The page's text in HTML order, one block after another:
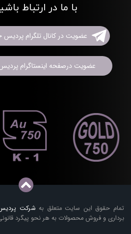
تمام حقوق این سایت متعلق به شرکت
برداری و فروش محصولات به هر نحو پیگرد
با ما در ارتباط
عضویت در کانال تلگرام پردیس
عضویت درصفحه اینستاگرام